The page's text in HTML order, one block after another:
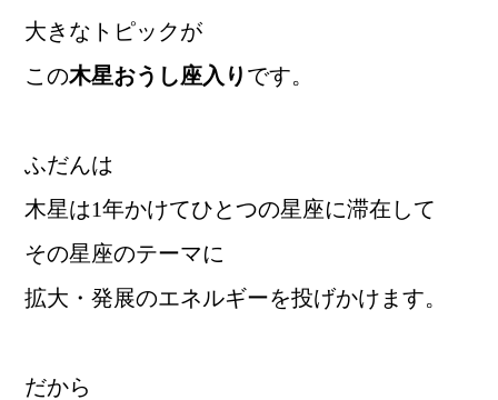
大きなトピックが
この木星おうし座入り です。
ふだんは
木星は1年かけてひとつの星座に滞在して
その星座のテーマに
拡大・発展のエネルギーを投げかけます。
だから